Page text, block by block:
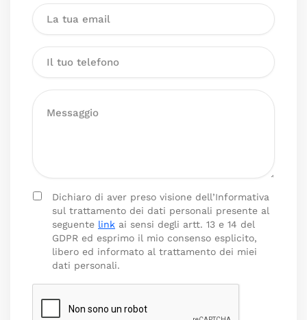
Dichiaro di aver preso visione dell’Informativa
sul trattamento dei dati personali presente al
seguente link ai sensi degli artt. 13 e 14 del
GDPR ed esprimo il mio consenso esplicito,
libero ed informato al trattamento dei miei
dati personali.